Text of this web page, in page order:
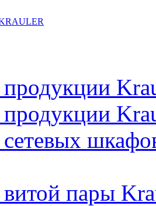
продукции
продукции
сетевых
витой пары